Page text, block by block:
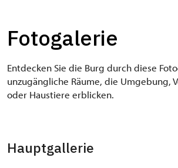
Fotogalerie
Entdecken Sie die Burg durch diese
unzugängliche Räume, die Umgebung,
oder Haustiere erblicken.
Hauptgallerie